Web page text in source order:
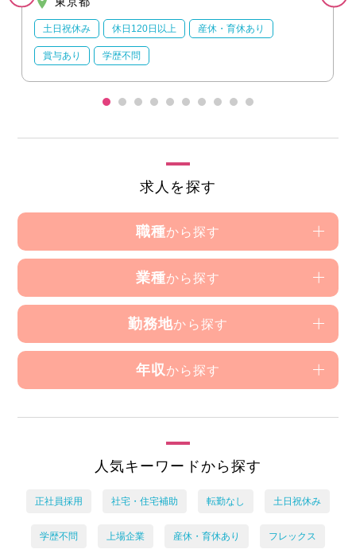
土日祝休み 休日120日以上 産休・育休あり
賞与あり 学歴不問
求人を探す
職種から探す
業種から探す
勤務地から探す
年収 から探す
人気キーワードから探す
正社員採用 社宅・住宅補助 転勤なし 土日祝休み
学歴不問 上場企業 産休・育休あり フレックス